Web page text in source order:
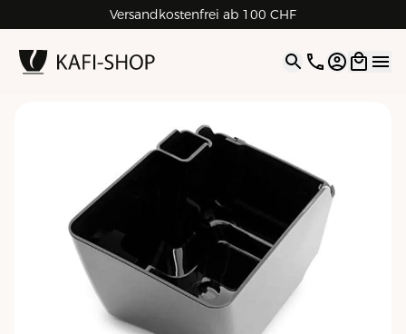
Versandkostenfrei ab 100 CHF
4.9| 5.0 Google
Open